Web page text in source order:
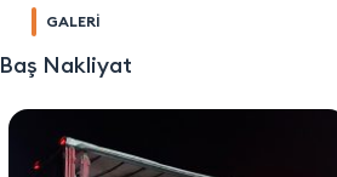
GALERİ
Baş Nakliyat